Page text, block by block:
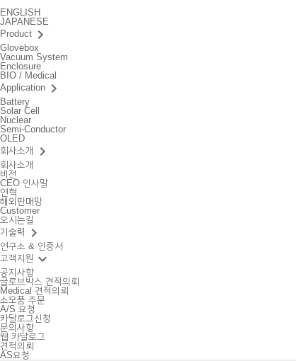
ENGLISH
JAPANESE
Product keyboard_arrow_right
Glovebox
Vacuum System
Enclosure
BIO / Medical
Application keyboard_arrow_right
Battery
Solar Cell
Nuclear
Semi-Conductor
OLED
회사소개
keyboard_arrow_right
회사소개
비전
CEO 인사말
연혁
해외판매망
Customer
오시는길
기술력
keyboard_arrow_right
연구소 & 인증서
고객지원 keyboard_arrow_down
공지사항
글로브박스 견적의뢰
Medical 견적의뢰
소모품 주문
A/S 요청
카달로그신청
문의사항
웹 카달로그
견적의뢰
AS요청